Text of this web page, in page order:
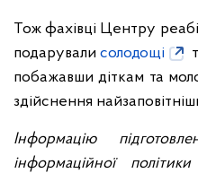
Тож фахівці Центру
подарувалисолодощі
побажавши діткам та
здійснення
Інформацію
інформаційної